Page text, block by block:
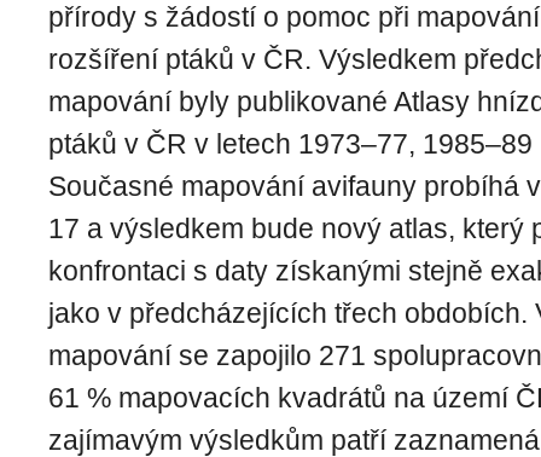
přírody s žádostí o pomoc při
rozšíření ptáků v ČR. Výsledkem
mapování byly publikované Atlasy
ptáků v ČR v letech 1973–77,
Současné mapování avifauny probíhá
17 a výsledkem bude nový atlas, který
konfrontaci s daty získanými stejně
jako v předcházejících třech obdobích.
mapování se zapojilo 271
61 % mapovacích kvadrátů na území
zajímavým výsledkům patří